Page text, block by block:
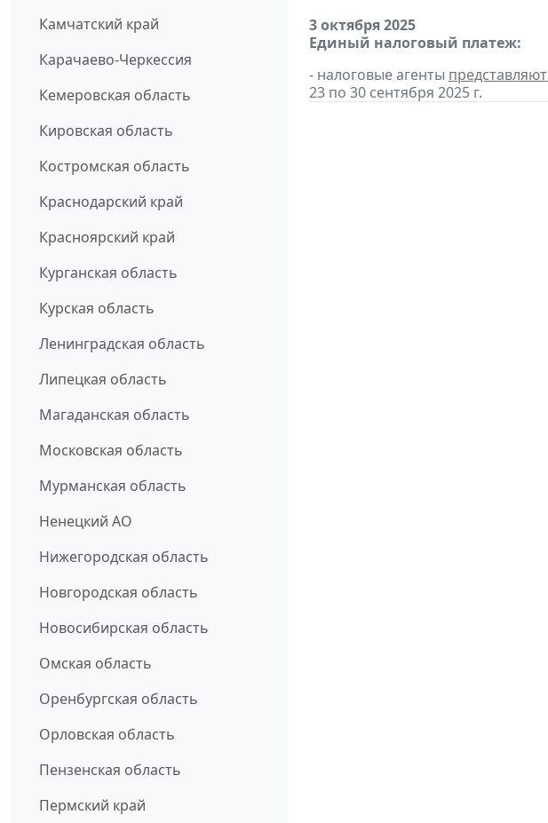
Камчатский край
Карачаево-Черкессия
Кемеровская область
Кировская область
Костромская область
Краснодарский край
Красноярский край
Курганская область
Курская область
Ленинградская область
Липецкая область
Магаданская область
Московская область
Мурманская область
Ненецкий АО
Нижегородская область
Новгородская область
Новосибирская область
Омская область
Оренбургская область
Орловская область
Пензенская область
Пермский край
3 октября 2025
Единый налоговый платеж:
- налоговые агенты представляют
23 по 30 сентября 2025 г.